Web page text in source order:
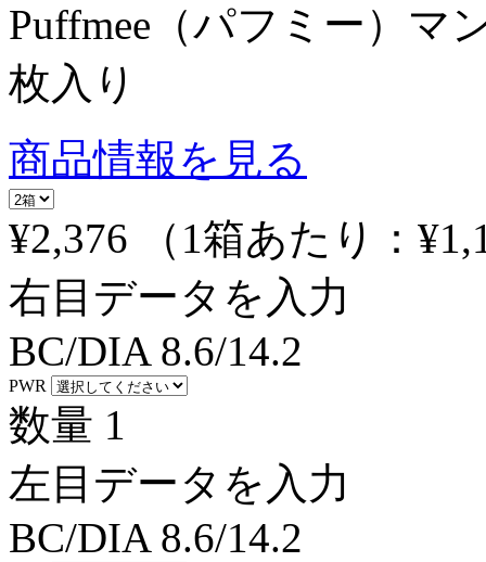
Puffmee（パフミー）マ
枚入り
商品情報を見る
¥2,376
（1箱あたり：
右目データを入力
BC/DIA 8.6/14.2
PWR
数量 1
左目データを入力
BC/DIA 8.6/14.2